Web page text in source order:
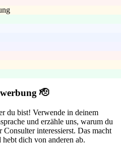
🫡
du bist! Verwende in deinem
und erzähle uns, warum du
interessierst. Das macht
dich von anderen ab.